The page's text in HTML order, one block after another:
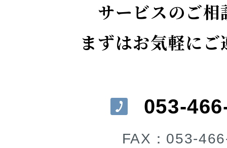
サービスのご
まずはお気軽に
053-
FAX：053-